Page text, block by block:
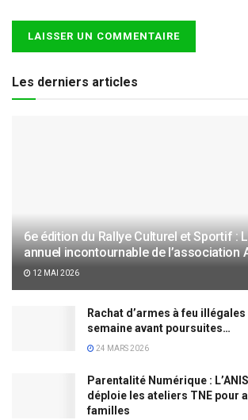
Les derniers articles
6e édition du Rallye Culturel et Sportif :
annuel incontournable de l’association
12 MAI 2026
Rachat d’armes à feu
semaine avant poursuites…
24 MARS 2026
Parentalité Numérique :
déploie les ateliers TNE pour
familles